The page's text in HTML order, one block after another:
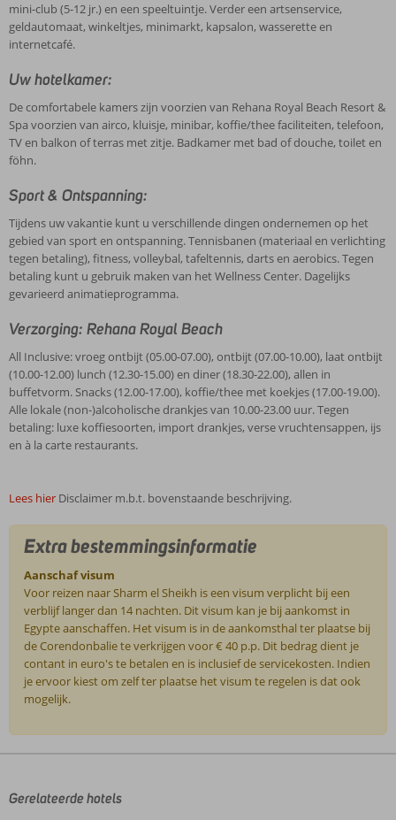
mini-club (5-12 jr.) en een speeltuintje. Verder een artsenservice,
geldautomaat, winkeltjes, minimarkt, kapsalon, wasserette en
internetcafé.
Uw hotelkamer:
De comfortabele kamers zijn voorzien van Rehana Royal Beach Resort &
Spa voorzien van airco, kluisje, minibar, koffie/thee faciliteiten, telefoon,
TV en balkon of terras met zitje. Badkamer met bad of douche, toilet en
föhn.
Sport & Ontspanning:
Tijdens uw vakantie kunt u verschillende dingen ondernemen op het
gebied van sport en ontspanning. Tennisbanen (materiaal en verlichting
tegen betaling), fitness, volleybal, tafeltennis, darts en aerobics. Tegen
betaling kunt u gebruik maken van het Wellness Center. Dagelijks
gevarieerd animatieprogramma.
Verzorging: Rehana Royal Beach
All Inclusive: vroeg ontbijt (05.00-07.00), ontbijt (07.00-10.00), laat ontbijt
(10.00-12.00) lunch (12.30-15.00) en diner (18.30-22.00), allen in
buffetvorm. Snacks (12.00-17.00), koffie/thee met koekjes (17.00-19.00).
Alle lokale (non-)alcoholische drankjes van 10.00-23.00 uur. Tegen
betaling: luxe koffiesoorten, import drankjes, verse vruchtensappen, ijs
en à la carte restaurants.
Lees hier Disclaimer m.b.t. bovenstaande beschrijving.
Extra bestemmingsinformatie
Aanschaf visum
Voor reizen naar Sharm el Sheikh is een visum verplicht bij een
verblijf langer dan 14 nachten. Dit visum kan je bij aankomst in
Egypte aanschaffen. Het visum is in de aankomsthal ter plaatse bij
de Corendonbalie te verkrijgen voor € 40 p.p. Dit bedrag dient je
contant in euro's te betalen en is inclusief de servicekosten. Indien
je ervoor kiest om zelf ter plaatse het visum te regelen is dat ook
mogelijk.
door
Gerelateerde hotels